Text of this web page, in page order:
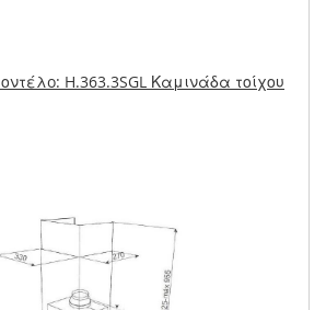
H.363.3SGL Καμινάδα τοίχου